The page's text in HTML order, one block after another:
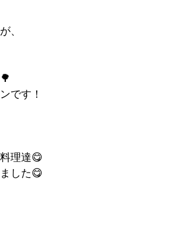
、
です！
理達😋
した😋